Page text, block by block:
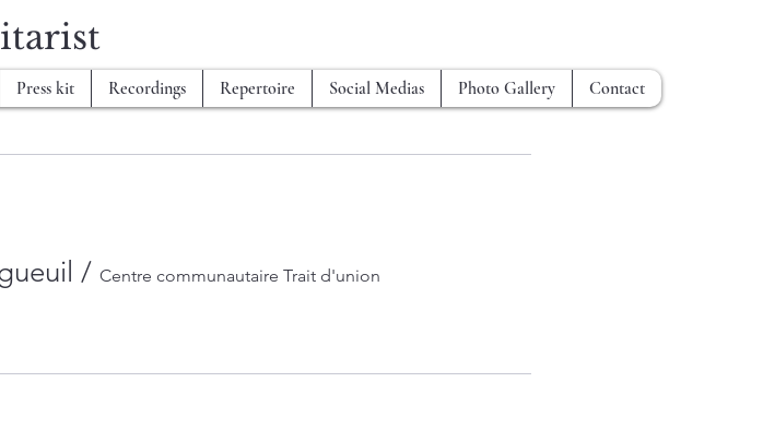
Press kit Recordings Repertoire Social Medias Photo Gallery Contact
/ Centre communautaire Trait d'union